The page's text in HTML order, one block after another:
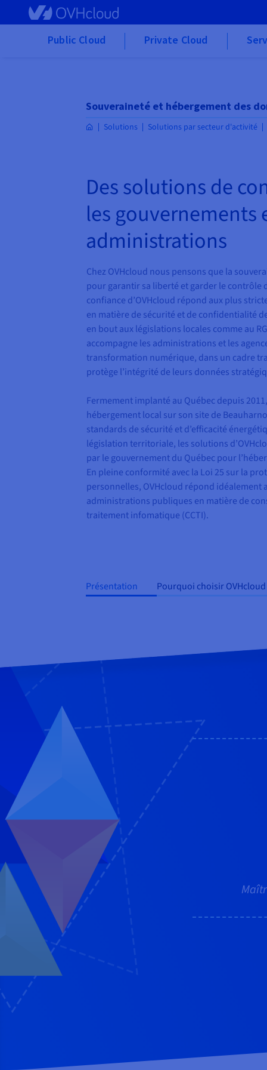
Skip to main content
Public Cloud Private Cloud
Souveraineté et hébergement des
Solutions
Solutions par secteur d'activité
Des solutions de
les gouvernements
administrations
Chez OVHcloud nous pensons que la
pour garantir sa liberté et garder le contrôle
confiance d’OVHcloud répond aux plus
en matière de sécurité et de confidentialité
en bout aux législations locales comme au
accompagne les administrations et les
transformation numérique, dans un cadre
protège l’intégrité de leurs données
Fermement implanté au Québec depuis
hébergement local sur son site de
standards de sécurité et d’efficacité
législation territoriale, les solutions
par le gouvernement du Québec pour
En pleine conformité avec la Loi 25 sur la
personnelles, OVHcloud répond idéalement
administrations publiques en matière de
traitement infomatique (CCTI).
Présentation Pourquoi choisir OVHcloud